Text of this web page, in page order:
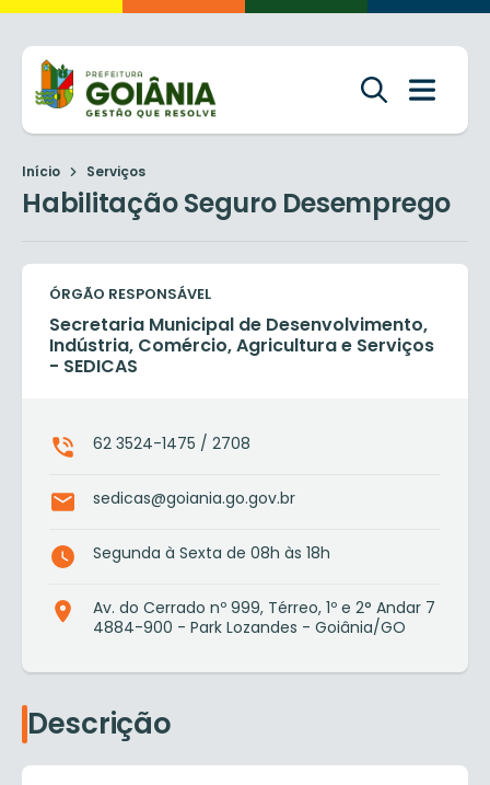
Início Serviços
Habilitação Seguro Desemprego
ÓRGÃO RESPONSÁVEL
Secretaria Municipal de Desenvolvimento,
Indústria, Comércio, Agricultura e Serviços
- SEDICAS
62 3524-1475 / 2708
sedicas@goiania.go.gov.br
Segunda à Sexta de 08h às 18h
Av. do Cerrado nº 999, Térreo, 1º e 2° Andar 7
4884-900 - Park Lozandes - Goiânia/GO
Descrição